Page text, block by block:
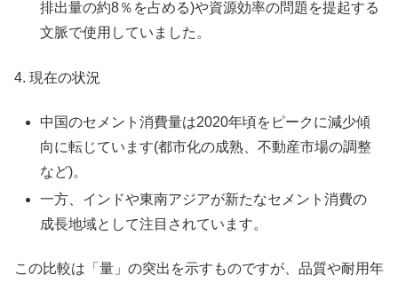
排出量の約8％を占める)や資源効率の問題を提起する
文脈で使用していました。
4. 現在の状況
中国のセメント消費量は2020年頃をピークに減少傾
向に転じています(都市化の成熟、不動産市場の調整
など)。
一方、インドや東南アジアが新たなセメント消費の
成長地域として注目されています。
この比較は「量」の突出を示すものですが、品質や耐用年